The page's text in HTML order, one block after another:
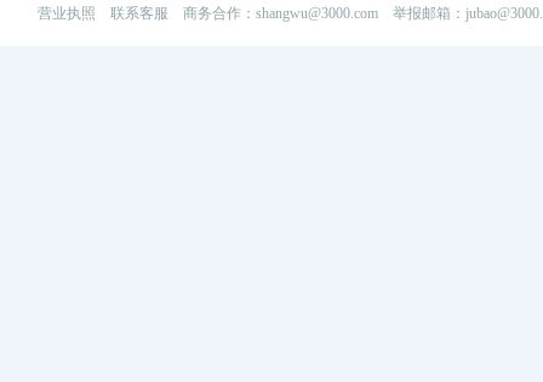
营业执照 联系客服 商务合作：shangwu@3000.com 举报邮箱：